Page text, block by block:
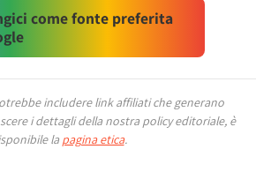
come fonte preferita
includere link affiliati che generano
i dettagli della nostra policy editoriale, è
la pagina etica.